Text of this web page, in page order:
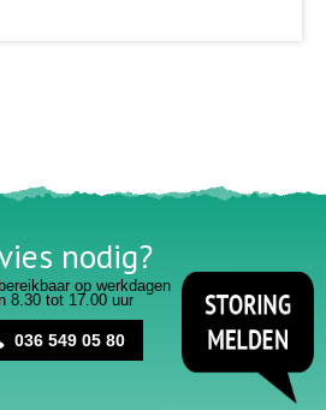
nodig?
op werkdagen
8.30 tot 17.00 uur
036 549 05 80